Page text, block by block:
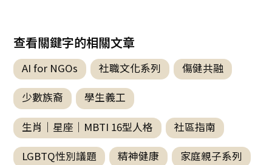
查看關鍵字的相關文章
AI for NGOs 社職文化系列 傷健共融
少數族裔 學生義工
生肖｜星座｜MBTI 16型人格 社區指南
LGBTQ性別議題 精神健康 家庭親子系列